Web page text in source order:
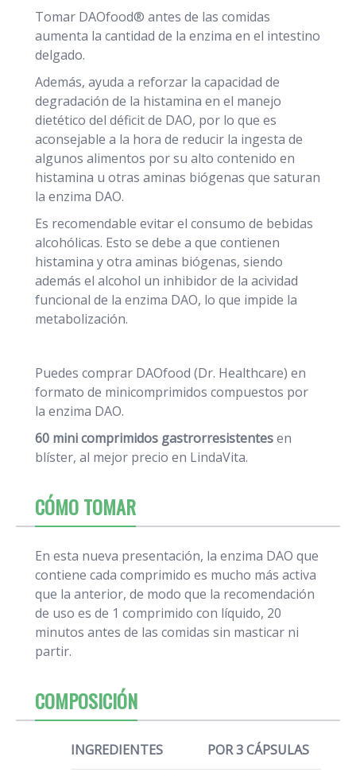
Tomar DAOfood® antes de las comidas
aumenta la cantidad de la enzima en el intestino
delgado.
Además, ayuda a reforzar la capacidad de
degradación de la histamina en el manejo
dietético del déficit de DAO, por lo que es
aconsejable a la hora de reducir la ingesta de
algunos alimentos por su alto contenido en
histamina u otras aminas biógenas que saturan
la enzima DAO.
Es recomendable evitar el consumo de bebidas
alcohólicas. Esto se debe a que contienen
histamina y otra aminas biógenas, siendo
además el alcohol un inhibidor de la acividad
funcional de la enzima DAO, lo que impide la
metabolización.
Puedes comprar DAOfood (Dr. Healthcare) en
formato de minicomprimidos compuestos por
la enzima DAO.
60 mini comprimidos gastrorresistentesen
blíster, al mejor precio en LindaVita.
CÓMO TOMAR
En esta nueva presentación, la enzima DAO que
contiene cada comprimido es mucho más activa
que la anterior, de modo que la recomendación
de uso es de 1 comprimido con líquido, 20
minutos antes de las comidas sin masticar ni
partir.
COMPOSICIÓN
INGREDIENTES POR 3 CÁPSULAS